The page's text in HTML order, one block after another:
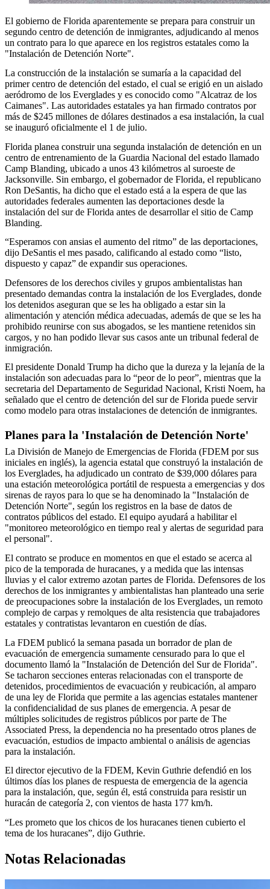
El gobierno de Florida aparentemente se prepara para construir un
segundo centro de detención de inmigrantes, adjudicando al menos
un contrato para lo que aparece en los registros estatales como la
"Instalación de Detención Norte".
La construcción de la instalación se sumaría a la capacidad del
primer centro de detención del estado, el cual se erigió en un aislado
aeródromo de los Everglades y es conocido como "Alcatraz de los
Caimanes". Las autoridades estatales ya han firmado contratos por
más de $245 millones de dólares destinados a esa instalación, la cual
se inauguró oficialmente el 1 de julio.
Florida planea construir una segunda instalación de detención en un
centro de entrenamiento de la Guardia Nacional del estado llamado
Camp Blanding, ubicado a unos 43 kilómetros al suroeste de
Jacksonville. Sin embargo, el gobernador de Florida, el republicano
Ron DeSantis, ha dicho que el estado está a la espera de que las
autoridades federales aumenten las deportaciones desde la
instalación del sur de Florida antes de desarrollar el sitio de Camp
Blanding.
“Esperamos con ansias el aumento del ritmo” de las deportaciones,
dijo DeSantis el mes pasado, calificando al estado como “listo,
dispuesto y capaz” de expandir sus operaciones.
Defensores de los derechos civiles y grupos ambientalistas han
presentado demandas contra la instalación de los Everglades, donde
los detenidos aseguran que se les ha obligado a estar sin la
alimentación y atención médica adecuadas, además de que se les ha
prohibido reunirse con sus abogados, se les mantiene retenidos sin
cargos, y no han podido llevar sus casos ante un tribunal federal de
inmigración.
El presidente Donald Trump ha dicho que la dureza y la lejanía de la
instalación son adecuadas para lo “peor de lo peor”, mientras que la
secretaria del Departamento de Seguridad Nacional, Kristi Noem, ha
señalado que el centro de detención del sur de Florida puede servir
como modelo para otras instalaciones de detención de inmigrantes.
Planes para la 'Instalación de Detención Norte'
La División de Manejo de Emergencias de Florida (FDEM por sus
iniciales en inglés), la agencia estatal que construyó la instalación de
los Everglades, ha adjudicado un contrato de $39,000 dólares para
una estación meteorológica portátil de respuesta a emergencias y dos
sirenas de rayos para lo que se ha denominado la "Instalación de
Detención Norte", según los registros en la base de datos de
contratos públicos del estado. El equipo ayudará a habilitar el
"monitoreo meteorológico en tiempo real y alertas de seguridad para
el personal".
El contrato se produce en momentos en que el estado se acerca al
pico de la temporada de huracanes, y a medida que las intensas
lluvias y el calor extremo azotan partes de Florida. Defensores de los
derechos de los inmigrantes y ambientalistas han planteado una serie
de preocupaciones sobre la instalación de los Everglades, un remoto
complejo de carpas y remolques de alta resistencia que trabajadores
estatales y contratistas levantaron en cuestión de días.
La FDEM publicó la semana pasada un borrador de plan de
evacuación de emergencia sumamente censurado para lo que el
documento llamó la "Instalación de Detención del Sur de Florida".
Se tacharon secciones enteras relacionadas con el transporte de
detenidos, procedimientos de evacuación y reubicación, al amparo
de una ley de Florida que permite a las agencias estatales mantener
la confidencialidad de sus planes de emergencia. A pesar de
múltiples solicitudes de registros públicos por parte de The
Associated Press, la dependencia no ha presentado otros planes de
evacuación, estudios de impacto ambiental o análisis de agencias
para la instalación.
El director ejecutivo de la FDEM, Kevin Guthrie defendió en los
últimos días los planes de respuesta de emergencia de la agencia
para la instalación, que, según él, está construida para resistir un
huracán de categoría 2, con vientos de hasta 177 km/h.
“Les prometo que los chicos de los huracanes tienen cubierto el
tema de los huracanes”, dijo Guthrie.
Notas Relacionadas